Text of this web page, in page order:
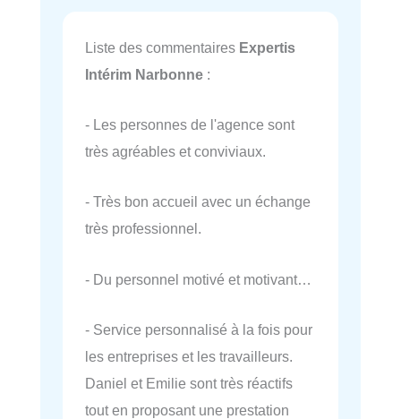
Liste des commentaires Expertis
Intérim Narbonne :
- Les personnes de l'agence sont
très agréables et conviviaux.
- Très bon accueil avec un échange
très professionnel.
- Du personnel motivé et motivant…
- Service personnalisé à la fois pour
les entreprises et les travailleurs.
Daniel et Emilie sont très réactifs
tout en proposant une prestation